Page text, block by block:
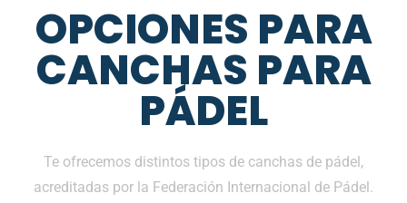
OPCIONES PARA
CANCHAS PARA
PÁDEL
Te ofrecemos distintos tipos de canchas de pádel,
acreditadas por la Federación Internacional de Pádel.